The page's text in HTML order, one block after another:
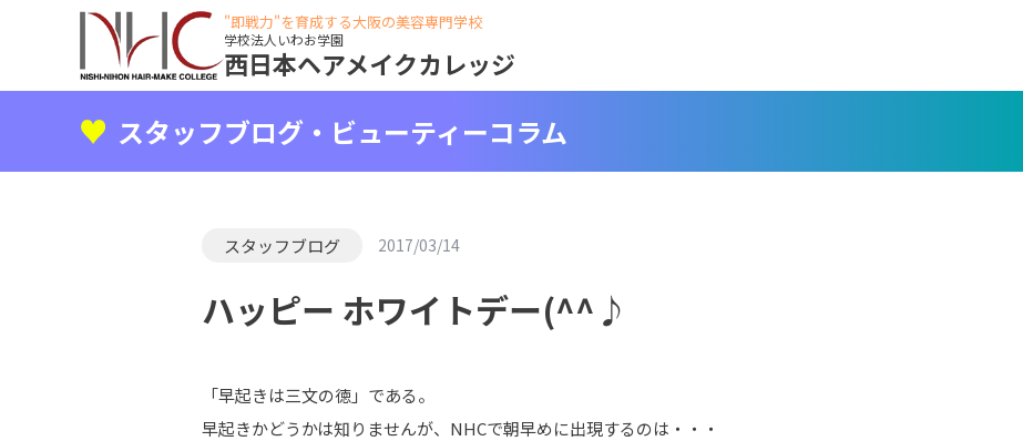
"即戦力"を育成する大阪の美容専門学校
学校法人いわお学園
西日本ヘアメイクカレッジ
スタッフブログ・ビューティーコラム
スタッフブログ 2017/03/14
ハッピー ホワイトデー(^^♪
「早起きは三文の徳」である。
早起きかどうかは知りませんが、NHCで朝早めに出現するのは・・・